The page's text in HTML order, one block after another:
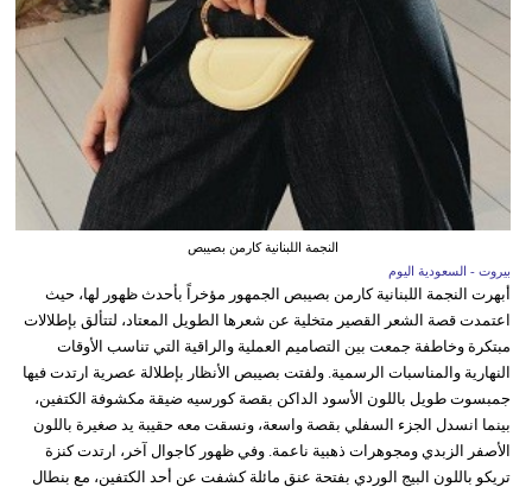
النجمة اللبنانية كارمن بصيبص
بيروت - السعودية اليوم
أبهرت النجمة اللبنانية كارمن بصيبص الجمهور مؤخراً بأحدث ظهور لها، حيث
اعتمدت قصة الشعر القصير متخلية عن شعرها الطويل المعتاد، لتتألق بإطلالات
مبتكرة وخاطفة جمعت بين التصاميم العملية والراقية التي تناسب الأوقات
النهارية والمناسبات الرسمية. ولفتت بصيبص الأنظار بإطلالة عصرية ارتدت فيها
جمبسوت طويل باللون الأسود الداكن بقصة كورسيه ضيقة مكشوفة الكتفين،
بينما انسدل الجزء السفلي بقصة واسعة، ونسقت معه حقيبة يد صغيرة باللون
الأصفر الزبدي ومجوهرات ذهبية ناعمة. وفي ظهور كاجوال آخر، ارتدت كنزة
تريكو باللون البيج الوردي بفتحة عنق مائلة كشفت عن أحد الكتفين، مع بنطال